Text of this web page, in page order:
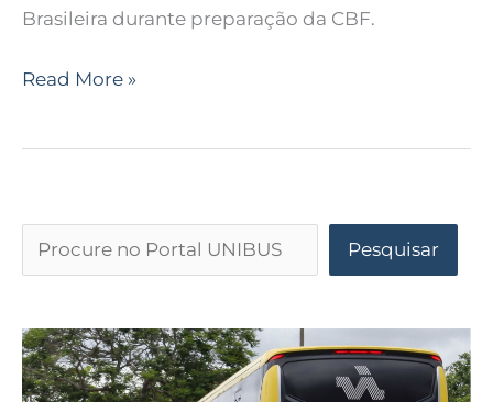
Brasileira durante preparação da CBF.
Read More »
Pesquisar